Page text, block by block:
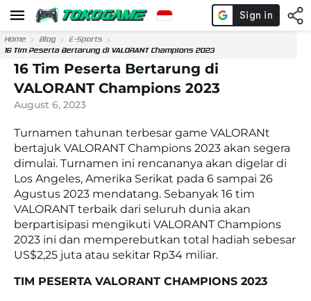
Home Blog
E-Sports
16 Tim Peserta Bertarung di VALORANT Champions 2023
16 Tim Peserta Bertarung di
VALORANT Champions 2023
August 6, 2023
Turnamen tahunan terbesar game VALORANt
bertajuk VALORANT Champions 2023 akan segera
dimulai. Turnamen ini rencananya akan digelar di
Los Angeles, Amerika Serikat pada 6 sampai 26
Agustus 2023 mendatang. Sebanyak 16 tim
VALORANT terbaik dari seluruh dunia akan
berpartisipasi mengikuti VALORANT Champions
2023 ini dan memperebutkan total hadiah sebesar
US$2,25 juta atau sekitar Rp34 miliar.
TIM PESERTA VALORANT CHAMPIONS 2023